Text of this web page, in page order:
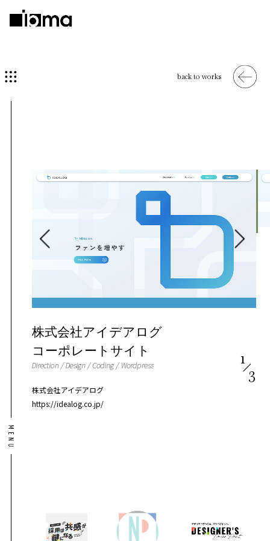
back to works
株式会社アイデアログ
コーポレートサイト
Direction /Design/Coding/Wordpress
株式会社アイデアログ
https://idealog.co.jp/
1
3